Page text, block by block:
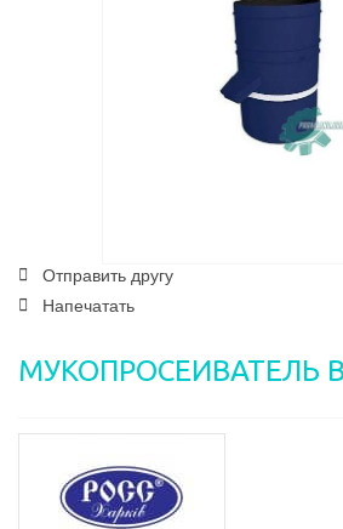
Отправить другу
Напечатать
МУКОПРОСЕИВАТЕЛЬ